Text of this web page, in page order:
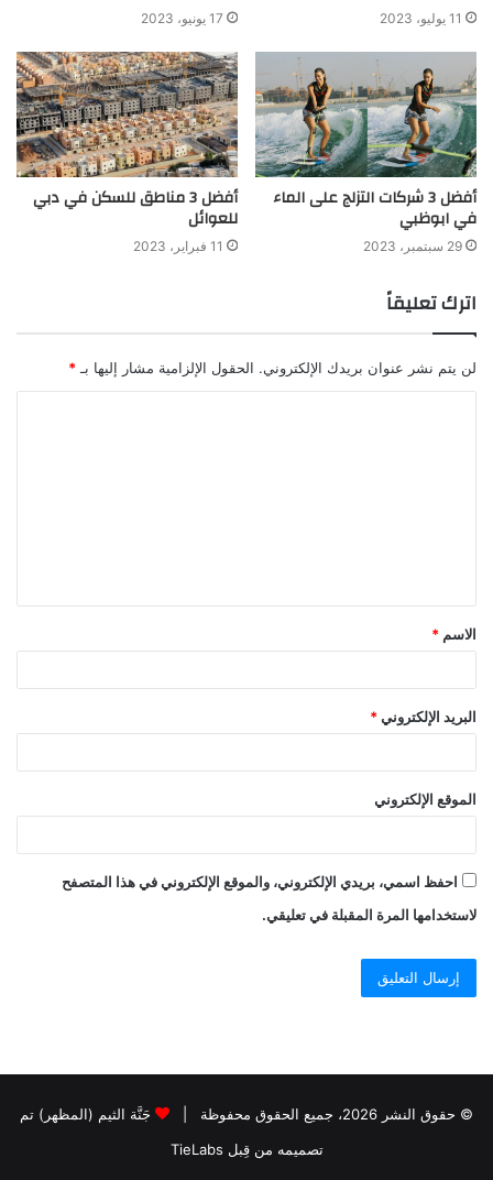
11 يوليو، 2023 17 يونيو، 2023
أفضل 3 شركات التزلج على الماء
في ابوظبي
29 سبتمبر، 2023
أفضل 3 مناطق للسكن في دبي
للعوائل
11 فبراير، 2023
اترك تعليقاً
لن يتم نشر عنوان بريدك الإلكتروني. الحقول الإلزامية مشار إليها بـ *
الاسم *
البريد الإلكتروني *
الموقع الإلكتروني
احفظ اسمي، بريدي الإلكتروني، والموقع الإلكتروني في هذا المتصفح
لاستخدامها المرة المقبلة في تعليقي.
© حقوق النشر 2026، جميع الحقوق محفوظة |
جَنَّة الثيم (المظهر) تم
تصميمه من قِبل TieLabs